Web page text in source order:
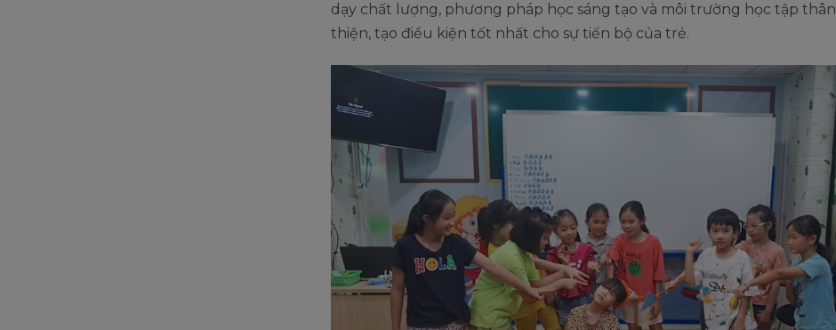
dạy chất lượng, phương pháp học sáng tạo và môi trường học tập thân
thiện, tạo điều kiện tốt nhất cho sự tiến bộ của trẻ.